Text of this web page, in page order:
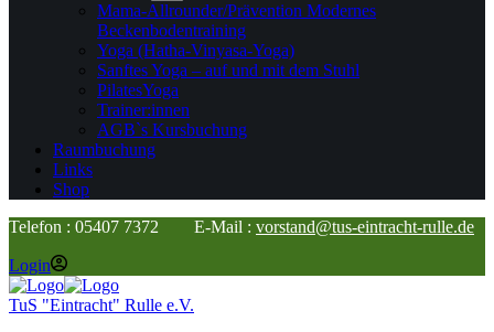
Mama-Allrounder/Prävention Modernes
Beckenbodentraining
Yoga (Hatha-Vinyasa-Yoga)
Sanftes Yoga – auf und mit dem Stuhl
PilatesYoga
Trainer:innen
AGB`s Kursbuchung
Raumbuchung
Links
Shop
Telefon : 05407 7372 E-Mail : vorstand@tus-eintracht-rulle.de
Login
TuS "Eintracht" Rulle e.V.